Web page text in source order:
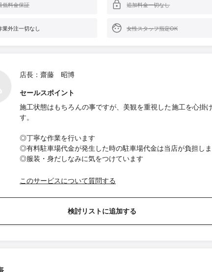
低料金保証 追加料金一切なし
業外注一切なし 女性スタッフ指定OK
店長：齋藤 昭博
セールスポイント
施工状態はもちろんの事ですが、美観を重視した施工を心掛
す。
◎丁寧な作業を行います
◎有料駐車場代金が発生した時の駐車場代金は当店が負担し
◎服装・身だしなみに気をつけています
このサービスについて質問する
検討リストに追加する